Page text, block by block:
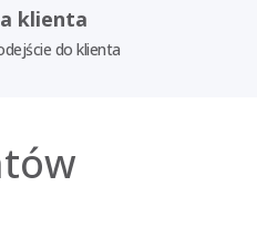
klienta
do klienta